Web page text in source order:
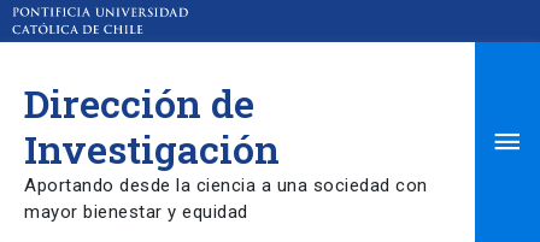
Dirección de
Investigación
Aportando desde la ciencia a una sociedad con
mayor bienestar y equidad